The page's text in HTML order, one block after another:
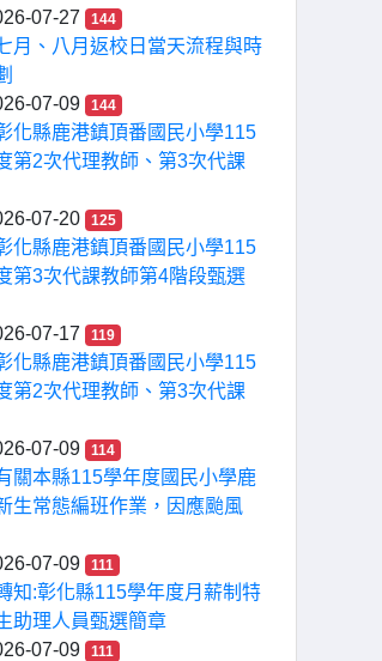
07-27
144
月、八月返校日當天流程與時
07-09
144
化縣鹿港鎮頂番國民小學115
第2次代理教師、第3次代課
07-20
125
化縣鹿港鎮頂番國民小學115
第3次代課教師第4階段甄選
07-17
119
化縣鹿港鎮頂番國民小學115
第2次代理教師、第3次代課
07-09
114
關本縣115學年度國民小學鹿
生常態編班作業，因應颱風
07-09
111
知:彰化縣115學年度月薪制特
助理人員甄選簡章
07-09
111